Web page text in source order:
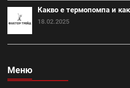
Итонг размери (18) Винеам
Промоция електроматериали (1)
Какво е термопомпа и
18.02.2025
Меню